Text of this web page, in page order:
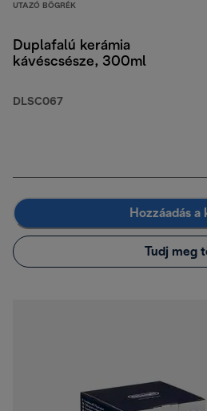
UTAZÓ BÖGRÉK
Duplafalú kerámia
kávéscsésze, 300ml
DLSC067
Hozzáadás a
Tudj meg